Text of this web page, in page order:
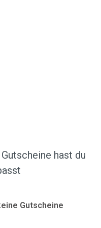
hast du
Gutscheine